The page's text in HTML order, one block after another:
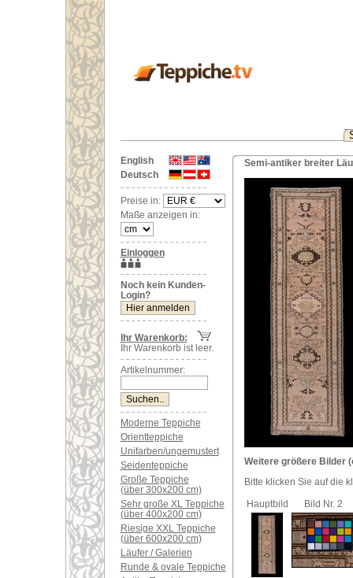
English
Deutsch
Preise in:
Maße anzeigen in:
Einloggen
Noch kein Kunden-
Login?
Ihr Warenkorb:
Ihr Warenkorb ist leer.
Artikelnummer:
Moderne Teppiche
Orientteppiche
Unifarben/ungemustert
Seidenteppiche
Große Teppiche
(über 300x200 cm)
Sehr große XL Teppiche
(über 400x200 cm)
Riesige XXL Teppiche
(über 600x200 cm)
Läufer / Galerien
Runde & ovale Teppiche
Semi-antiker breiter
Weitere größere Bilder
Bitte klicken Sie auf die
Hauptbild
Bild Nr. 2